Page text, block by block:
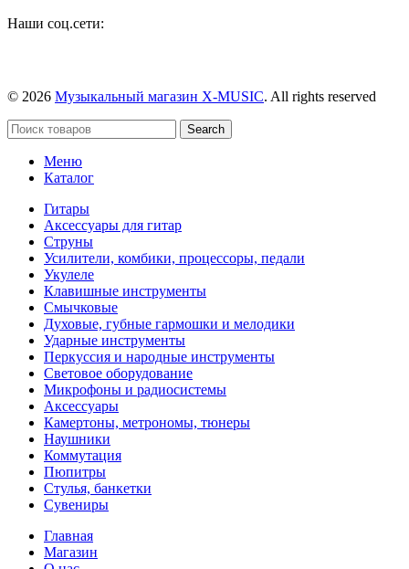
Наши соц.сети:
© 2026 Музыкальный магазин X-MUSIC. All rights reserved
Search
Меню
Каталог
Гитары
Аксессуары для гитар
Струны
Усилители, комбики, процессоры, педали
Укулеле
Клавишные инструменты
Смычковые
Духовые, губные гармошки и мелодики
Ударные инструменты
Перкуссия и народные инструменты
Световое оборудование
Микрофоны и радиосистемы
Аксессуары
Камертоны, метрономы, тюнеры
Наушники
Коммутация
Пюпитры
Стулья, банкетки
Сувениры
Главная
Магазин